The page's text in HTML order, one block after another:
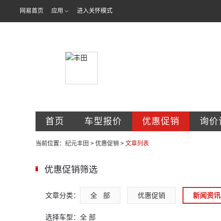
网易首页 应用 进入关怀模式
首页 车型报价 优惠促销 询价
当前位置： 纪元丰田 > 优惠促销 > 文章列表
优惠促销筛选
文章分类： 全   部 优惠促销 新闻资讯
选择车型： 全 部